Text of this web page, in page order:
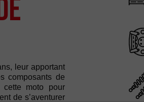
leur apportant
composants de
moto pour
de s’aventurer